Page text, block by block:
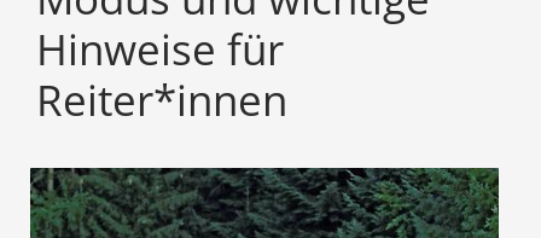
Hinweise für
Reiter*innen